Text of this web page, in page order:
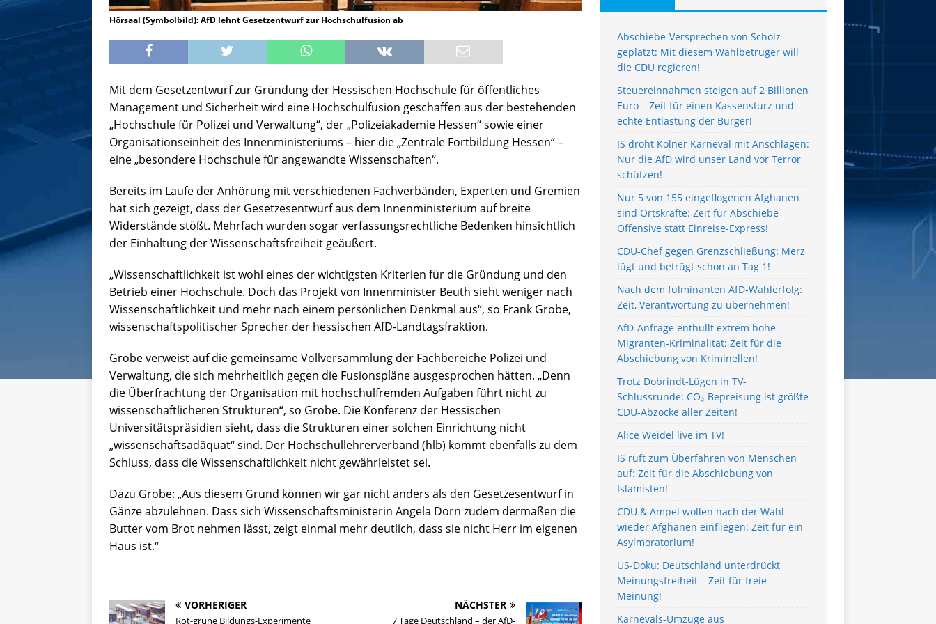
Hörsaal (Symbolbild): AfD lehnt Gesetzentwurf zur Hochschulfusion ab
Mit dem Gesetzentwurf zur Gründung der Hessischen Hochschule für öffentliches
Management und Sicherheit wird eine Hochschulfusion geschaffen aus der bestehenden
„Hochschule für Polizei und Verwaltung“, der „Polizeiakademie Hessen“ sowie einer
Organisationseinheit des Innenministeriums – hier die „Zentrale Fortbildung Hessen“ –
eine „besondere Hochschule für angewandte Wissenschaften“.
Bereits im Laufe der Anhörung mit verschiedenen Fachverbänden, Experten und Gremien
hat sich gezeigt, dass der Gesetzesentwurf aus dem Innenministerium auf breite
Widerstände stößt. Mehrfach wurden sogar verfassungsrechtliche Bedenken hinsichtlich
der Einhaltung der Wissenschaftsfreiheit geäußert.
„Wissenschaftlichkeit ist wohl eines der wichtigsten Kriterien für die Gründung und den
Betrieb einer Hochschule. Doch das Projekt von Innenminister Beuth sieht weniger nach
Wissenschaftlichkeit und mehr nach einem persönlichen Denkmal aus“, so Frank Grobe,
wissenschaftspolitischer Sprecher der hessischen AfD-Landtagsfraktion.
Grobe verweist auf die gemeinsame Vollversammlung der Fachbereiche Polizei und
Verwaltung, die sich mehrheitlich gegen die Fusionspläne ausgesprochen hätten. „Denn
die Überfrachtung der Organisation mit hochschulfremden Aufgaben führt nicht zu
wissenschaftlicheren Strukturen“, so Grobe. Die Konferenz der Hessischen
Universitätspräsidien sieht, dass die Strukturen einer solchen Einrichtung nicht
„wissenschaftsadäquat“ sind. Der Hochschullehrerverband (hlb) kommt ebenfalls zu dem
Schluss, dass die Wissenschaftlichkeit nicht gewährleistet sei.
Dazu Grobe: „Aus diesem Grund können wir gar nicht anders als den Gesetzesentwurf in
Gänze abzulehnen. Dass sich Wissenschaftsministerin Angela Dorn zudem dermaßen die
Butter vom Brot nehmen lässt, zeigt einmal mehr deutlich, dass sie nicht Herr im eigenen
Haus ist.“
VORHERIGER
Rot-grüne Bildungs-Experimente
NÄCHSTER
7 Tage Deutschland – der AfD-
Abschiebe-Versprechen von Scholz
geplatzt: Mit diesem Wahlbetrüger will
die CDU regieren!
Steuereinnahmen steigen auf 2 Billionen
Euro – Zeit für einen Kassensturz und
echte Entlastung der Bürger!
IS droht Kölner Karneval mit Anschlägen:
Nur die AfD wird unser Land vor Terror
schützen!
Nur 5 von 155 eingeflogenen Afghanen
sind Ortskräfte: Zeit für Abschiebe-
Offensive statt Einreise-Express!
CDU-Chef gegen Grenzschließung: Merz
lügt und betrügt schon an Tag 1!
Nach dem fulminanten AfD-Wahlerfolg:
Zeit, Verantwortung zu übernehmen!
AfD-Anfrage enthüllt extrem hohe
Migranten-Kriminalität: Zeit für die
Abschiebung von Kriminellen!
Trotz Dobrindt-Lügen in TV-
Schlussrunde: CO₂-Bepreisung ist größte
CDU-Abzocke aller Zeiten!
Alice Weidel live im TV!
IS ruft zum Überfahren von Menschen
auf: Zeit für die Abschiebung von
Islamisten!
CDU & Ampel wollen nach der Wahl
wieder Afghanen einfliegen: Zeit für ein
Asylmoratorium!
US-Doku: Deutschland unterdrückt
Meinungsfreiheit – Zeit für freie
Meinung!
Karnevals-Umzüge aus